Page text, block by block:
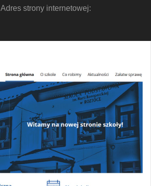
Adres strony internetowej: